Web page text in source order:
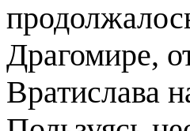
Драгомире,
Вратислава